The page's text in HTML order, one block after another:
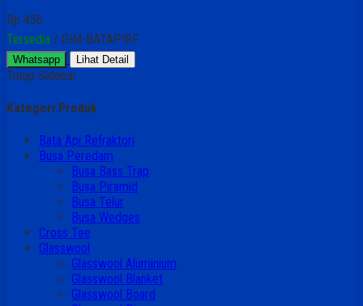
Rp 456
Tersedia / GIM-BATAPIRF
Whatsapp Lihat Detail
Tutup Sidebar
Kategori Produk
Bata Api Refraktori
Busa Peredam
Busa Bass Trap
Busa Piramid
Busa Telur
Busa Wedges
Cross Tee
Glasswool
Glasswool Aluminium
Glasswool Blanket
Glasswool Board